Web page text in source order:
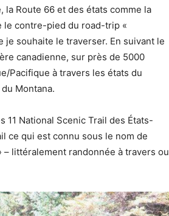
la Route 66 et des états comme la
le contre-pied du road-trip «
je souhaite le traverser. En suivant le
canadienne, sur près de 5000
Pacifique à travers les états du
Montana.
11 National Scenic Trail des États-
ce qui est connu sous le nom de
littéralement randonnée à travers ou